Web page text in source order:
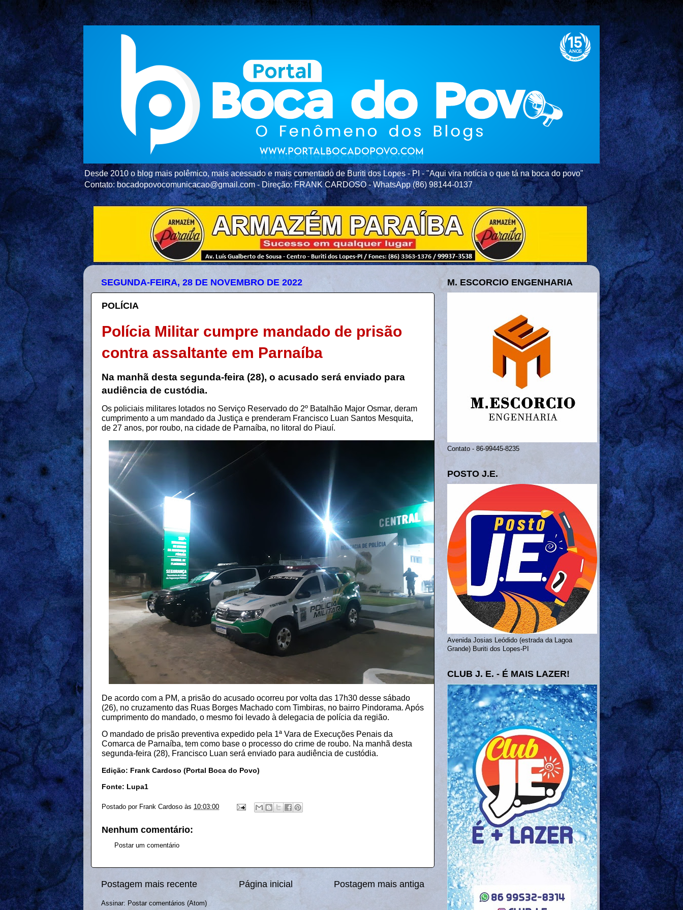
Desde 2010 o blog mais polêmico, mais acessado e mais comentado de Buriti dos Lopes - PI - "Aqui vira notícia o que tá na boca do povo"
Contato: bocadopovocomunicacao@gmail.com - Direção: FRANK CARDOSO - WhatsApp (86) 98144-0137
SEGUNDA-FEIRA, 28 DE NOVEMBRO DE 2022
POLÍCIA
Polícia Militar cumpre mandado de prisão
contra assaltante em Parnaíba
Na manhã desta segunda-feira (28), o acusado será enviado para
audiência de custódia.
Os policiais militares lotados no Serviço Reservado do 2º Batalhão Major Osmar, deram
cumprimento a um mandado da Justiça e prenderam Francisco Luan Santos Mesquita,
de 27 anos, por roubo, na cidade de Parnaíba, no litoral do Piauí.
De acordo com a PM, a prisão do acusado ocorreu por volta das 17h30 desse sábado
(26), no cruzamento das Ruas Borges Machado com Timbiras, no bairro Pindorama. Após
cumprimento do mandado, o mesmo foi levado à delegacia de polícia da região.
O mandado de prisão preventiva expedido pela 1ª Vara de Execuções Penais da
Comarca de Parnaíba, tem como base o processo do crime de roubo. Na manhã desta
segunda-feira (28), Francisco Luan será enviado para audiência de custódia.
Edição: Frank Cardoso (Portal Boca do Povo)
Fonte: Lupa1
Postado por Frank Cardoso às 10:03:00
Nenhum comentário:
Postar um comentário
Postagem mais recente Postagem mais antiga
Página inicial
Assinar: Postar comentários (Atom)
M. ESCORCIO ENGENHARIA
Contato - 86-99445-8235
POSTO J.E.
Avenida Josias Leódido (estrada da Lagoa
Grande) Buriti dos Lopes-PI
CLUB J. E. - É MAIS LAZER!